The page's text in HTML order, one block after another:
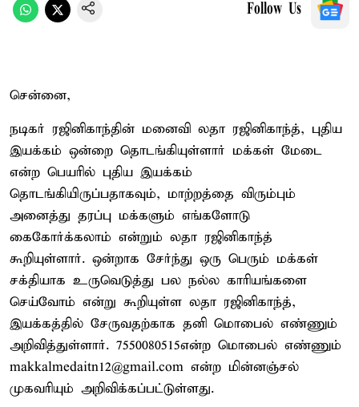
Follow Us
சென்னை,
நடிகர் ரஜினிகாந்தின் மனைவி லதா ரஜினிகாந்த், புதிய
இயக்கம் ஒன்றை தொடங்கியுள்ளார் மக்கள் மேடை
என்ற பெயரில் புதிய இயக்கம்
தொடங்கியிருப்பதாகவும், மாற்றத்தை விரும்பும்
அனைத்து தரப்பு மக்களும் எங்களோடு
கைகோர்க்கலாம் என்றும் லதா ரஜினிகாந்த்
கூறியுள்ளார். ஒன்றாக சேர்ந்து ஒரு பெரும் மக்கள்
சக்தியாக உருவெடுத்து பல நல்ல காரியங்களை
செய்வோம் என்று கூறியுள்ள லதா ரஜினிகாந்த்,
இயக்கத்தில் சேருவதற்காக தனி மொபைல் எண்ணும்
அறிவித்துள்ளார். 7550080515என்ற மொபைல் எண்ணும்
makkalmedaitn12@gmail.com என்ற மின்னஞ்சல்
முகவரியும் அறிவிக்கப்பட்டுள்ளது.